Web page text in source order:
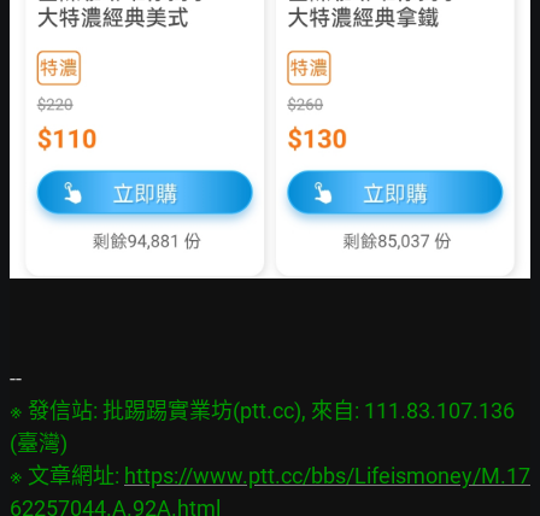
※ 發信站: 批踢踢實業坊(ptt.cc), 來自: 111.83.107.136
(臺灣)
※ 文章網址: https://www.ptt.cc/bbs/Lifeismoney/M.17
62257044.A.92A.html